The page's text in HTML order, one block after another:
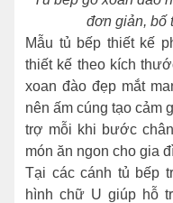
đơn giản, bố
Mẫu tủ bếp thiết kế
thiết kế theo kích
xoan đào đẹp mắt
nên ấm cúng tạo cảm
trợ mỗi khi bước
món ăn ngon cho gia
Tại các cánh tủ bếp
hình chữ U giúp hỗ